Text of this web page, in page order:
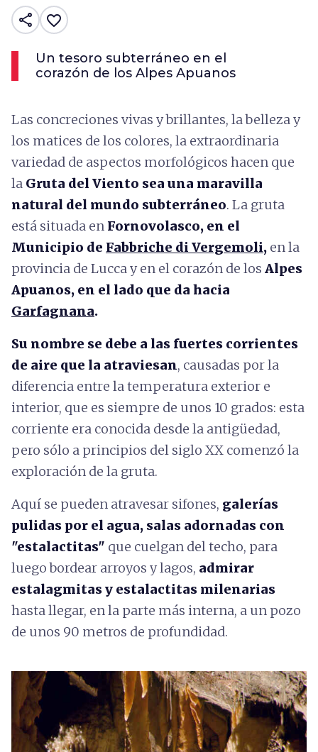
share favorite_border
Un tesoro subterráneo en el
corazón de los Alpes Apuanos
Las concreciones vivas y brillantes, la belleza y
los matices de los colores, la extraordinaria
variedad de aspectos morfológicos hacen que
la Gruta del Viento sea una maravilla
natural del mundo subterráneo. La gruta
está situada en Fornovolasco, en el
Municipio de Fabbriche di Vergemoli, en la
provincia de Lucca y en el corazón de los Alpes
Apuanos, en el lado que da hacia
Garfagnana.
Su nombre se debe a las fuertes corrientes
de aire que la atraviesan, causadas por la
diferencia entre la temperatura exterior e
interior, que es siempre de unos 10 grados: esta
corriente era conocida desde la antigüedad,
pero sólo a principios del siglo XX comenzó la
exploración de la gruta.
Aquí se pueden atravesar sifones, galerías
pulidas por el agua, salas adornadas con
"estalactitas" que cuelgan del techo, para
luego bordear arroyos y lagos, admirar
estalagmitas y estalactitas milenarias
hasta llegar, en la parte más interna, a un pozo
de unos 90 metros de profundidad.